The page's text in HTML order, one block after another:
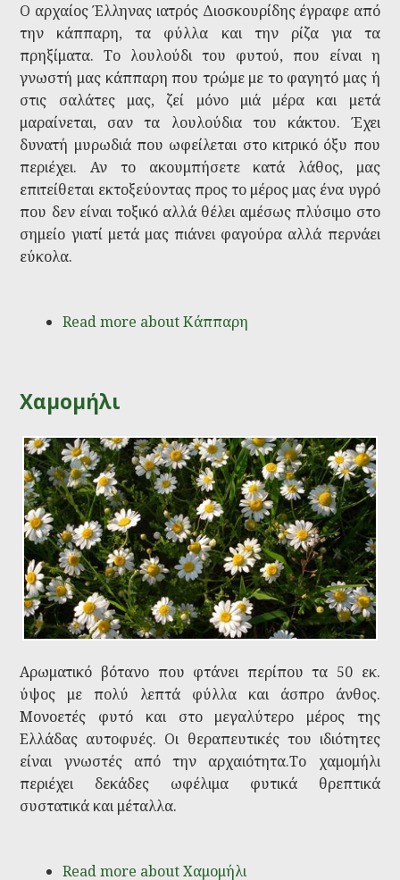
Ο αρχαίος Έλληνας ιατρός Διοσκουρίδης έγραφε από
την κάππαρη, τα φύλλα και την ρίζα για τα
πρηξίματα. Το λουλούδι του φυτού, που είναι η
γνωστή μας κάππαρη που τρώμε με το φαγητό μας ή
στις σαλάτες μας, ζεί μόνο μιά μέρα και μετά
μαραίνεται, σαν τα λουλούδια του κάκτου. Έχει
δυνατή μυρωδιά που ωφείλεται στο κιτρικό όξυ που
περιέχει. Αν το ακουμπήσετε κατά λάθος, μας
επιτείθεται εκτοξεύοντας προς το μέρος μας ένα υγρό
που δεν είναι τοξικό αλλά θέλει αμέσως πλύσιμο στο
σημείο γιατί μετά μας πιάνει φαγούρα αλλά περνάει
εύκολα.
Read more about Κάππαρη
Χαμομήλι
Αρωματικό βότανο που φτάνει περίπου τα 50 εκ.
ύψος με πολύ λεπτά φύλλα και άσπρο άνθος.
Μονοετές φυτό και στο μεγαλύτερο μέρος της
Ελλάδας αυτοφυές. Οι θεραπευτικές του ιδιότητες
είναι γνωστές από την αρχαιότητα.Το χαμομήλι
περιέχει δεκάδες ωφέλιμα φυτικά θρεπτικά
συστατικά και μέταλλα.
Read more about Χαμομήλι